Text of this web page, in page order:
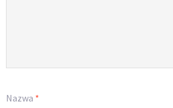
Nazwa *